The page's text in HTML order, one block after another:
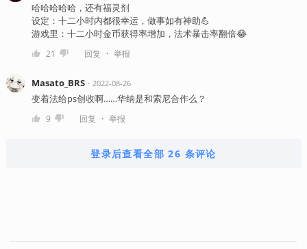
哈哈哈哈哈，还有福灵剂
设定：十二小时内都很幸运，做事如有神助💪
游戏里：十二小时金币获得率增加，法术暴击率翻倍😂
21 回复 ・ 举报
Masato_BRS・ 2022-08-26
变着法给ps创收啊……华纳是和索尼合作么？
9 回复 ・ 举报
登录后查看全部 26 条评论